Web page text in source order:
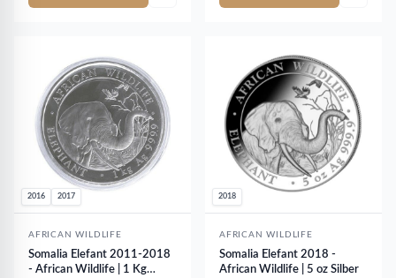
2016 2017
AFRICAN WILDLIFE
Somalia Elefant 2011-2018
- African Wildlife | 1 Kg
2018
AFRICAN WILDLIFE
Somalia Elefant 2018 -
African Wildlife | 5 oz Silber